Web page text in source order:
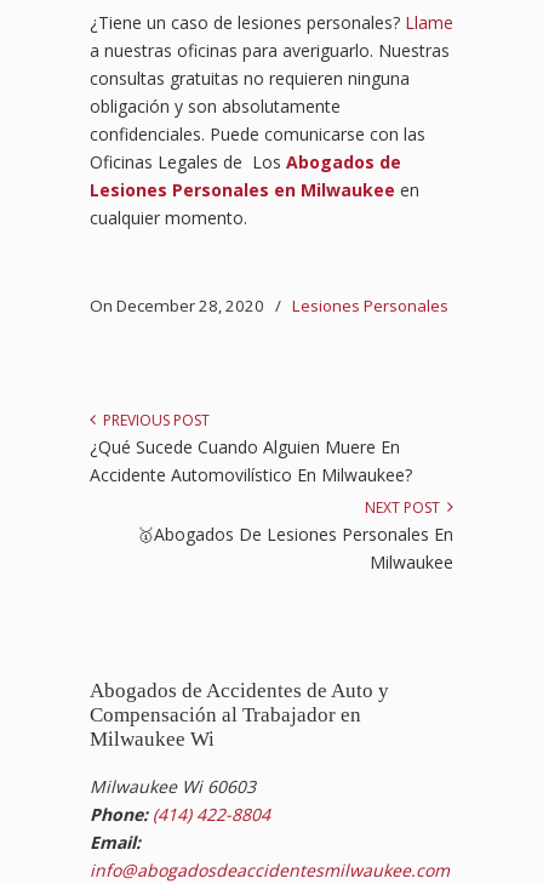
¿Tiene un caso de lesiones personales? Llame
a nuestras oficinas para averiguarlo. Nuestras
consultas gratuitas no requieren ninguna
obligación y son absolutamente
confidenciales. Puede comunicarse con las
Oficinas Legales de Los Abogados de
Lesiones Personales en Milwaukee en
cualquier momento.
On December 28, 2020 / Lesiones Personales
PREVIOUS POST
¿Qué Sucede Cuando Alguien Muere En
Accidente Automovilístico En Milwaukee?
NEXT POST
🥇Abogados De Lesiones Personales En
Milwaukee
Abogados de Accidentes de Auto y
Compensación al Trabajador en
Milwaukee Wi
Milwaukee Wi 60603
Phone: (414) 422-8804
Email:
info@abogadosdeaccidentesmilwaukee.com